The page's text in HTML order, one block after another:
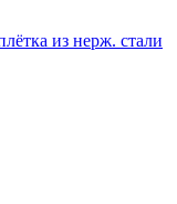
из нерж. стали